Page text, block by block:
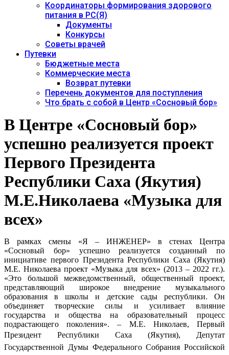
Координаторы формирования здорового
питания в РС(Я)
Документы
Конкурсы
Советы врачей
Путевки
Бюджетные места
Коммерческие места
Возврат путевки
Перечень документов для поступления
Что брать с собой в Центр «Сосновый бор»
В Центре «Сосновый бор»
успешно реализуется проект
Первого Президента
Республики Саха (Якутия)
М.Е.Николаева «Музыка для
всех»
В рамках смены «Я – ИНЖЕНЕР» в стенах Центра
«Сосновый бор» успешно реализуется созданный по
инициативе первого Президента Республики Саха (Якутия)
М.Е. Николаева проект «Музыка для всех» (2013 – 2022 гг.).
«Это большой межведомственный, общественный проект,
представляющий широкое внедрение музыкального
образования в школы и детские сады республики. Он
объединяет творческие силы и усиливает влияние
государства и общества на образовательный процесс
подрастающего поколения». – М.Е. Николаев, Первый
Президент Республики Саха (Якутия), Депутат
Государственной Думы Федерального Собрания Российской